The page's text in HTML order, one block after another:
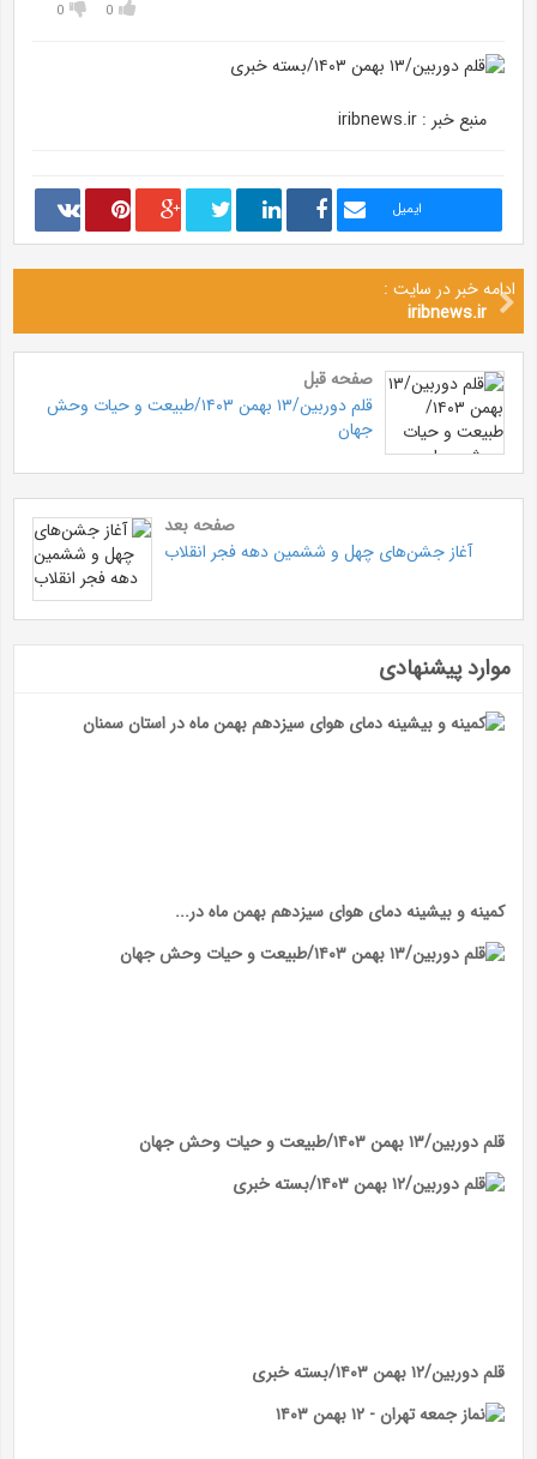
0
0
منبع خبر : iribnews.ir
ایمیل
ادامه خبر در سایت :
iribnews.ir
صفحه قبل
قلم دوربین/۱۳ بهمن ۱۴۰۳/طبیعت و حیات وحش
جهان
صفحه بعد
آغاز جشن‌های چهل و ششمین دهه فجر انقلاب
موارد پیشنهادی
کمینه و بیشینه دمای هوای سیزدهم بهمن ماه در...
قلم دوربین/۱۳ بهمن ۱۴۰۳/طبیعت و حیات وحش جهان
قلم دوربین/۱۲ بهمن ۱۴۰۳/بسته خبری